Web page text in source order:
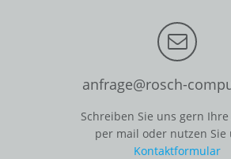
anfrage@rosch-
Schreiben Sie uns gern
per mail oder nutzen Sie
Kontaktformular